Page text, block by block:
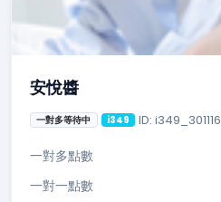
安悅醬
一對多等待中 i349 ID: i349_301116
一對多點數
一對一點數